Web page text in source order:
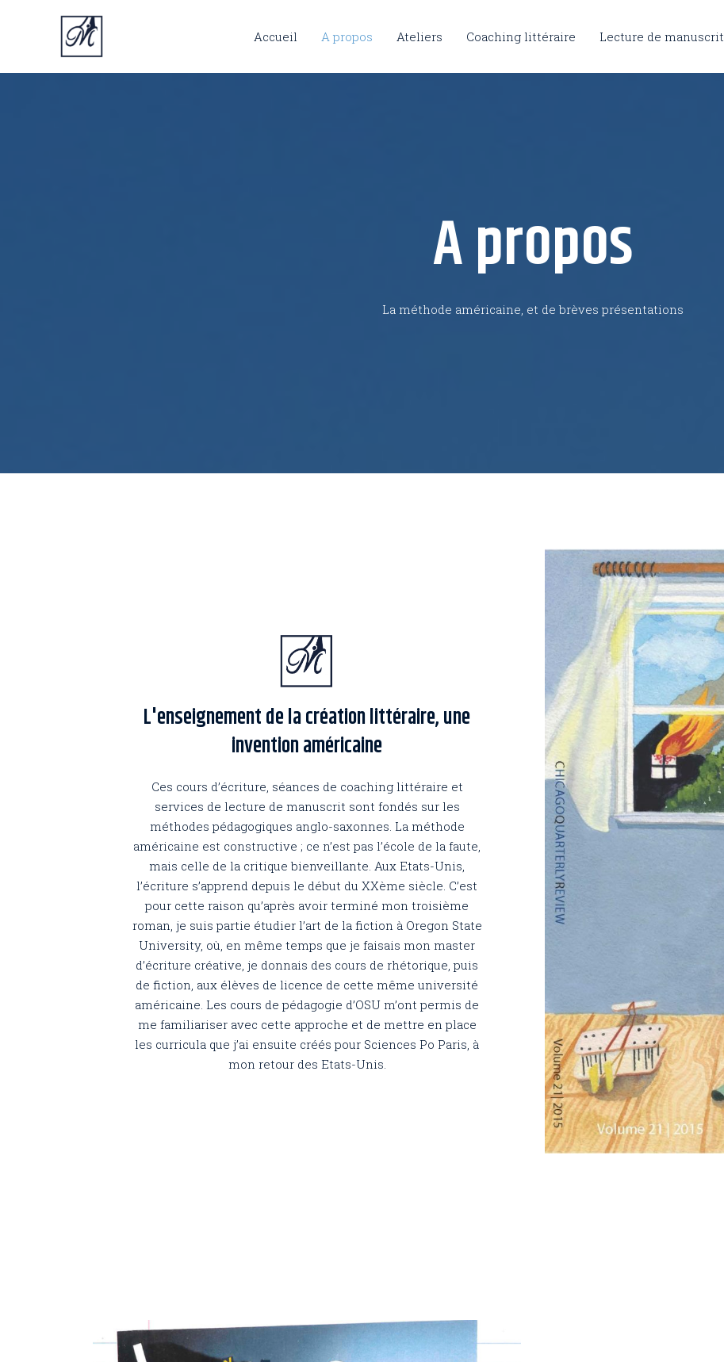
Accueil A propos Ateliers Coaching littéraire Lecture de manuscrit
A propos
La méthode américaine, et de brèves présentations
L'enseignement de la création littéraire, une
invention américaine
Ces cours d’écriture, séances de coaching littéraire et
services de lecture de manuscrit sont fondés sur les
méthodes pédagogiques anglo-saxonnes. La méthode
américaine est constructive ; ce n’est pas l’école de la faute,
mais celle de la critique bienveillante. Aux Etats-Unis,
l’écriture s’apprend depuis le début du XXème siècle. C’est
pour cette raison qu’après avoir terminé mon troisième
roman, je suis partie étudier l’art de la fiction à Oregon State
University, où, en même temps que je faisais mon master
d’écriture créative, je donnais des cours de rhétorique, puis
de fiction, aux élèves de licence de cette même université
américaine. Les cours de pédagogie d’OSU m’ont permis de
me familiariser avec cette approche et de mettre en place
les curricula que j’ai ensuite créés pour Sciences Po Paris, à
mon retour des Etats-Unis.